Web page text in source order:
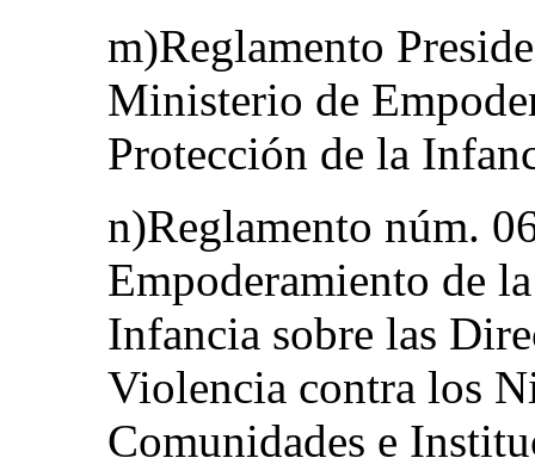
m)Reglamento
Ministerio de
Protección de la
n)Reglamento núm.
Empoderamiento de
Infancia sobre las
Violencia contra los
Comunidades e